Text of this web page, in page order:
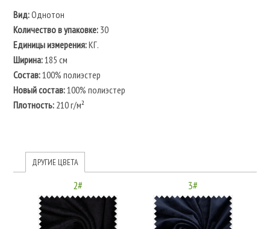
Вид:Однотон
Количество в упаковке:30
Единицы измерения:КГ.
Ширина:185 см
Состав:100% полиэстер
Новый состав:100% полиэстер
Плотность:210 г/м²
ДРУГИЕ ЦВЕТА
2# 3#